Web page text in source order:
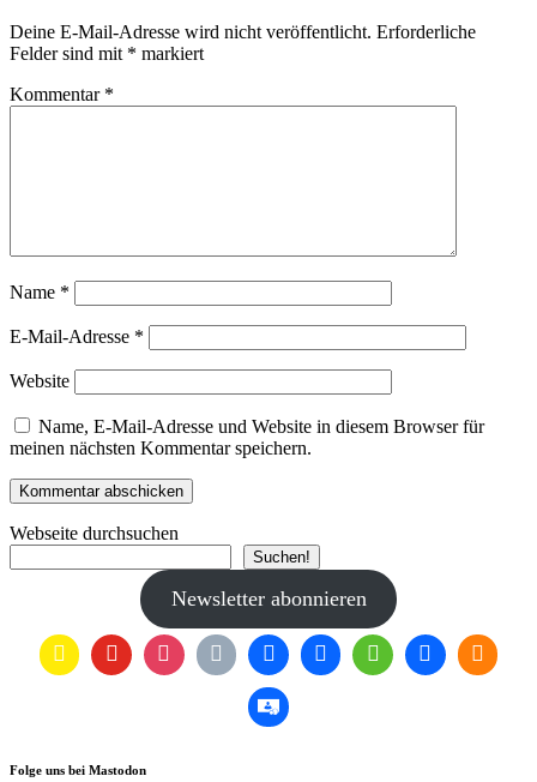
Deine E-Mail-Adresse wird nicht veröffentlicht. Erforderliche
Felder sind mit * markiert
Kommentar *
Name *
E-Mail-Adresse *
Website
Name, E-Mail-Adresse und Website in diesem Browser für
meinen nächsten Kommentar speichern.
Webseite durchsuchen
Suchen!
Newsletter abonnieren
Folge uns bei Mastodon